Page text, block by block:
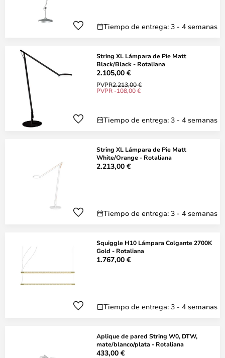
Tiempo de entrega: 3 - 4 semanas
String XL Lámpara de Pie Matt
Black/Black - Rotaliana
2.105,00 €
PVPR2.213,00 €
PVPR -108,00 €
Tiempo de entrega: 3 - 4 semanas
String XL Lámpara de Pie Matt
White/Orange - Rotaliana
2.213,00 €
Tiempo de entrega: 3 - 4 semanas
Squiggle H10 Lámpara Colgante 2700K
Gold - Rotaliana
1.767,00 €
Tiempo de entrega: 3 - 4 semanas
Aplique de pared String W0, DTW,
mate/blanco/plata - Rotaliana
433,00 €